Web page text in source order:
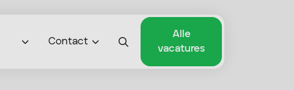
Contact
Alle
vacatures